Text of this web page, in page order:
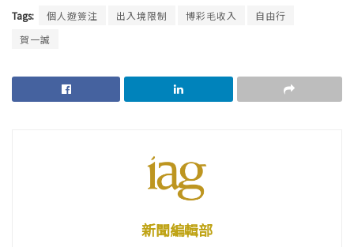
Tags: 個人遊簽注 出入境限制 博彩毛收入
自由行
賀一誠
新聞編輯部